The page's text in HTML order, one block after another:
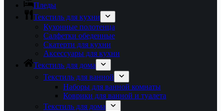
Пледы
Текстиль для кухни
Кухонные полотенца
Салфетки обеденные
Скатерти для кухни
Аксессуары для кухни
Текстиль для дома
Текстиль для ванной
Наборы для ванной комнаты
Коврики для ванной и туалета
Текстиль для дома